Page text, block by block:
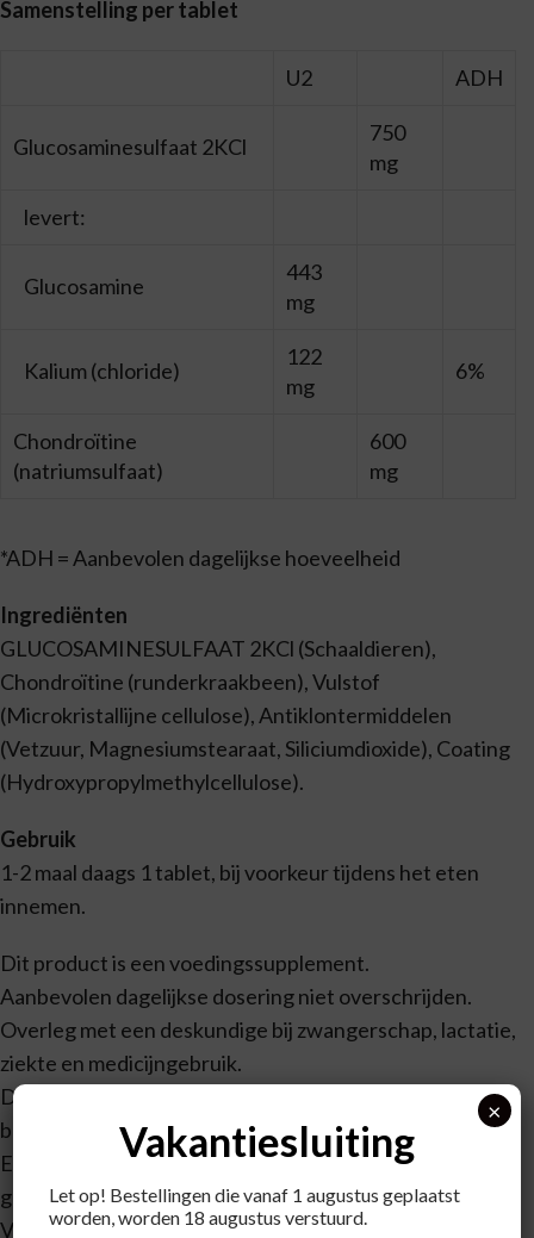
Samenstelling per tablet
U2 ADH
Glucosaminesulfaat 2KCl
750
mg
levert:
Glucosamine
443
mg
Kalium (chloride)
122
mg
6%
Chondroïtine
(natriumsulfaat)
600
mg
*ADH = Aanbevolen dagelijkse hoeveelheid
Ingrediënten
GLUCOSAMINESULFAAT 2KCl (Schaaldieren),
Chondroïtine (runderkraakbeen), Vulstof
(Microkristallijne cellulose), Antiklontermiddelen
(Vetzuur, Magnesiumstearaat, Siliciumdioxide), Coating
(Hydroxypropylmethylcellulose).
Gebruik
1-2 maal daags 1 tablet, bij voorkeur tijdens het eten
innemen.
Dit product is een voedingssupplement.
Aanbevolen dagelijkse dosering niet overschrijden.
Overleg met een deskundige bij zwangerschap, lactatie,
ziekte en medicijngebruik.
Droog, koel en buiten bereik van kleine kinderen
bewaren.
Een gevarieerde, evenwichtige voeding en een
gezonde levensstijl zijn van belang.
Voedingssupplementen zijn geen vervanging voor een
Vakantiesluiting
Let op! Bestellingen die vanaf 1 augustus geplaatst
worden, worden 18 augustus verstuurd.
×